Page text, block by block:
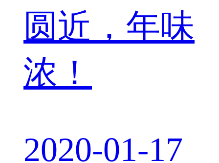
圆近，年味
浓！
2020-01-17